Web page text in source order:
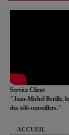
Service Client
"Jean-Michel Berille,
des télé-conseillers."
ACCUEIL